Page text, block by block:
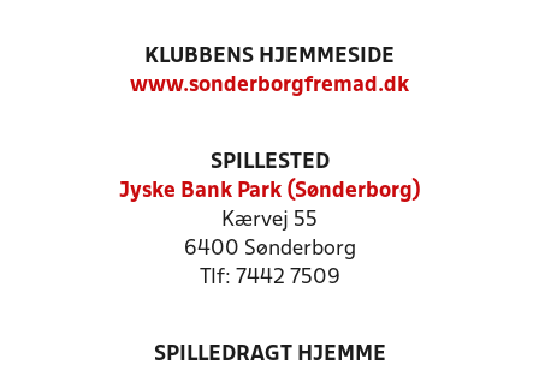
KLUBBENS HJEMMESIDE
www.sonderborgfremad.dk
SPILLESTED
Jyske Bank Park (Sønderborg)
Kærvej 55
6400 Sønderborg
Tlf: 7442 7509
SPILLEDRAGT HJEMME